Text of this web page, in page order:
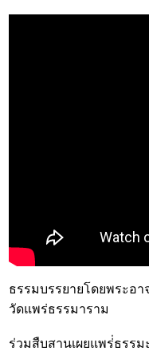
ธรรมบรรยายโดยพระอ
วัดแพร่ธรรมาราม
ร่วมสืบสานเผยแพร่่ธรรม